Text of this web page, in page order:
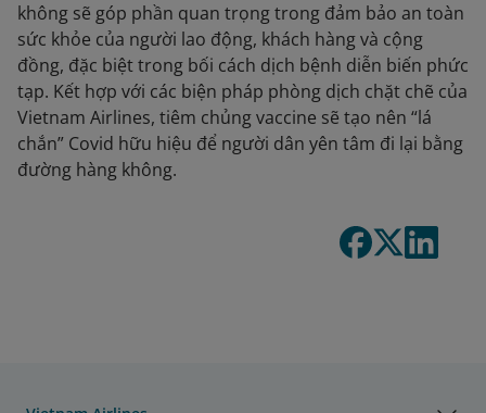
không sẽ góp phần quan trọng trong đảm bảo an toàn
sức khỏe của người lao động, khách hàng và cộng
đồng, đặc biệt trong bối cách dịch bệnh diễn biến phức
tạp. Kết hợp với các biện pháp phòng dịch chặt chẽ của
Vietnam Airlines, tiêm chủng vaccine sẽ tạo nên “lá
chắn” Covid hữu hiệu để người dân yên tâm đi lại bằng
đường hàng không.